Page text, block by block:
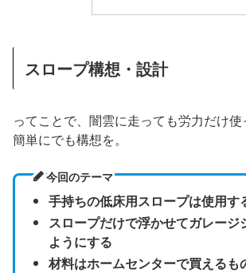
スロープ構想・設計
ってことで、闇雲に走っても労力だけ
簡単にでも構想を。
今回のテーマ
手持ちの低床用スロープは使用す
スロープだけで浮かせてガレージ
ようにする
材料はホームセンターで買えるも